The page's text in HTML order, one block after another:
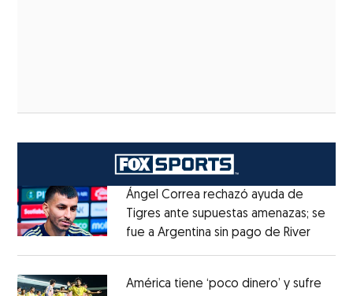
Ángel Correa rechazó ayuda de
Tigres ante supuestas amenazas; se
fue a Argentina sin pago de RiverOpens
América tiene ‘poco dinero’ y sufre